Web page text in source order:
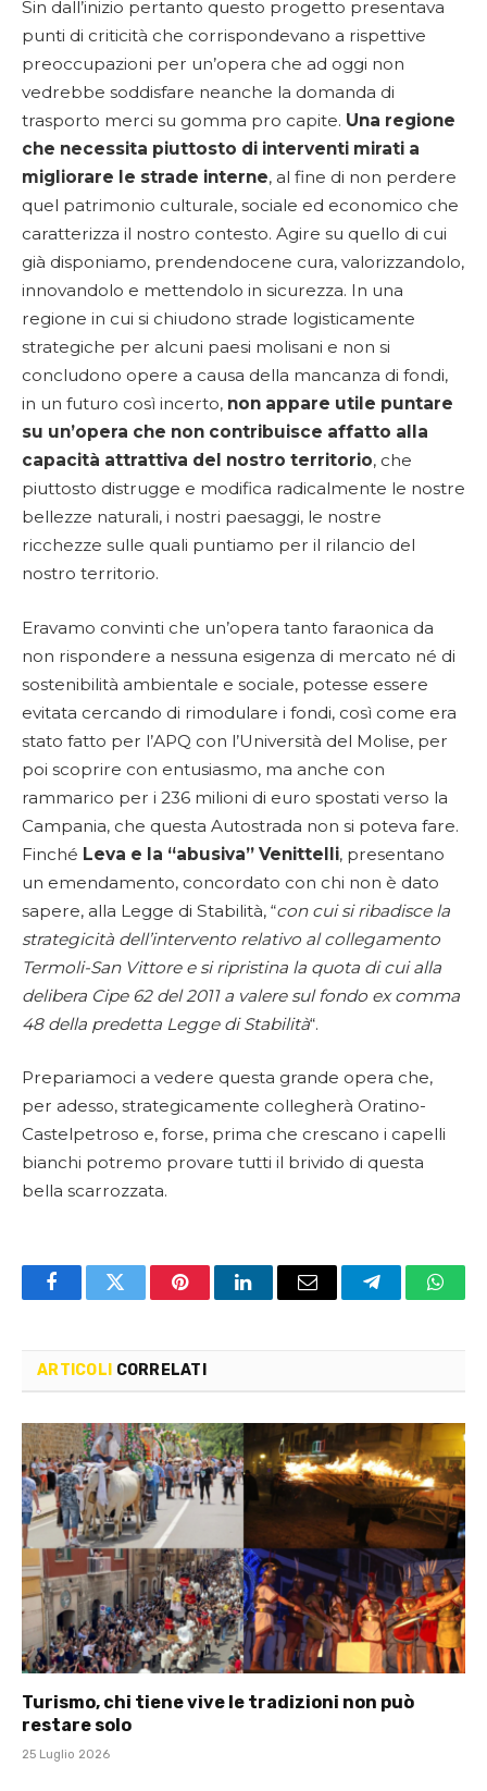
Sin dall’inizio pertanto questo progetto presentava
punti di criticità che corrispondevano a rispettive
preoccupazioni per un’opera che ad oggi non
vedrebbe soddisfare neanche la domanda di
trasporto merci su gomma pro capite. Una regione
che necessita piuttosto di interventi mirati a
migliorare le strade interne, al fine di non perdere
quel patrimonio culturale, sociale ed economico che
caratterizza il nostro contesto. Agire su quello di cui
già disponiamo, prendendocene cura, valorizzandolo,
innovandolo e mettendolo in sicurezza. In una
regione in cui si chiudono strade logisticamente
strategiche per alcuni paesi molisani e non si
concludono opere a causa della mancanza di fondi,
in un futuro così incerto, non appare utile puntare
su un’opera che non contribuisce affatto alla
capacità attrattiva del nostro territorio, che
piuttosto distrugge e modifica radicalmente le nostre
bellezze naturali, i nostri paesaggi, le nostre
ricchezze sulle quali puntiamo per il rilancio del
nostro territorio.
Eravamo convinti che un’opera tanto faraonica da
non rispondere a nessuna esigenza di mercato né di
sostenibilità ambientale e sociale, potesse essere
evitata cercando di rimodulare i fondi, così come era
stato fatto per l’APQ con l’Università del Molise, per
poi scoprire con entusiasmo, ma anche con
rammarico per i 236 milioni di euro spostati verso la
Campania, che questa Autostrada non si poteva fare.
Finché Leva e la “abusiva” Venittelli, presentano
un emendamento, concordato con chi non è dato
sapere, alla Legge di Stabilità, “con cui si ribadisce la
strategicità dell’intervento relativo al collegamento
Termoli-San Vittore e si ripristina la quota di cui alla
delibera Cipe 62 del 2011 a valere sul fondo ex comma
48 della predetta Legge di Stabilità“.
Prepariamoci a vedere questa grande opera che,
per adesso, strategicamente collegherà Oratino-
Castelpetroso e, forse, prima che crescano i capelli
bianchi potremo provare tutti il brivido di questa
bella scarrozzata.
FacebookTwitter PinterestLinkedInEmail Telegram
ARTICOLI CORRELATI
Turismo, chi tiene vive le tradizioni non può
restare solo
25 Luglio 2026